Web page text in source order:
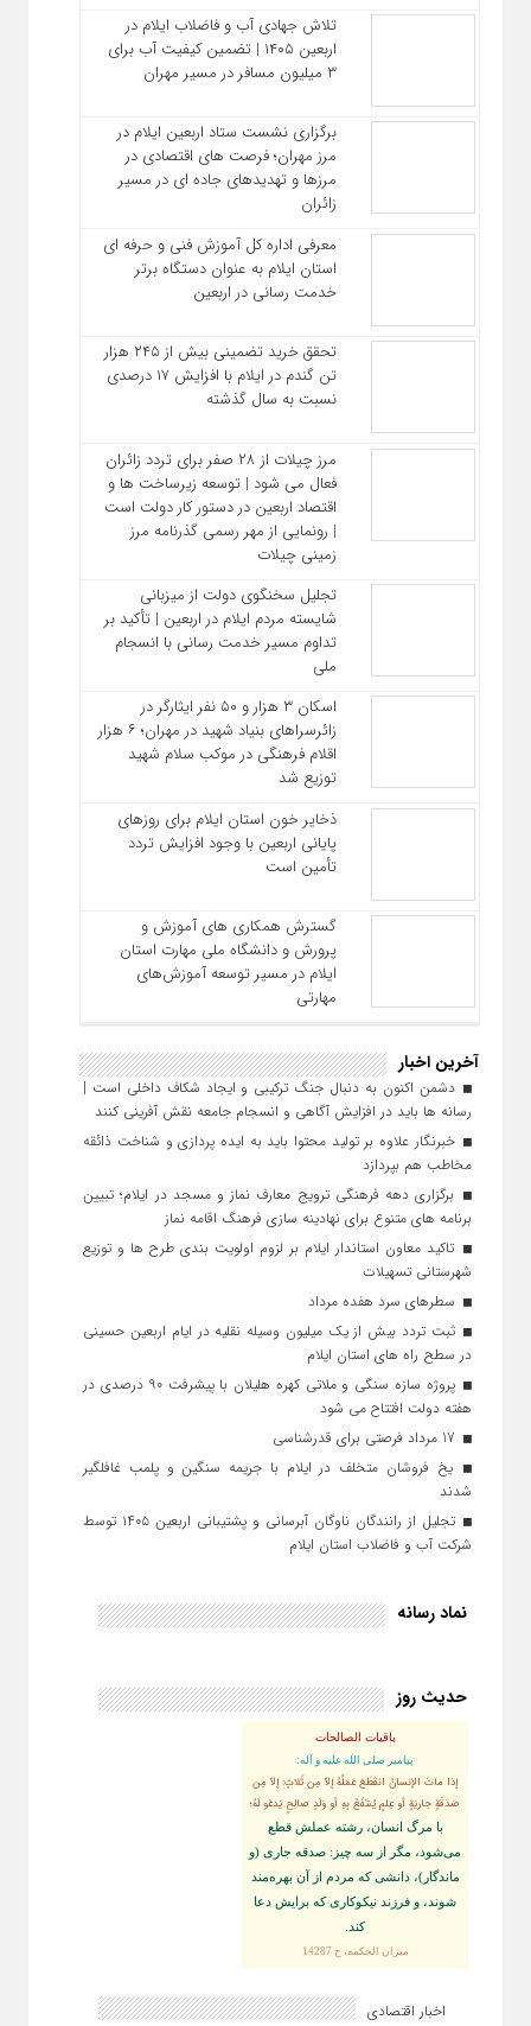
تلاش جهادی آب و فاضلاب ایلام در
اربعین ۱۴۰۵ | تضمین کیفیت آب برای
۳ میلیون مسافر در مسیر مهران
برگزاری نشست ستاد اربعین ایلام در
مرز مهران؛ فرصت‌ های اقتصادی در
مرزها و تهدیدهای جاده‌ ای در مسیر
زائران
معرفی اداره کل آموزش فنی و حرفه‌ ای
استان ایلام به‌ عنوان دستگاه برتر
خدمت‌ رسانی در اربعین
تحقق خرید تضمینی بیش از ۲۴۵ هزار
تن گندم در ایلام با افزایش ۱۷ درصدی
نسبت به سال گذشته
مرز چیلات از ۲۸ صفر برای تردد زائران
فعال می‌ شود | توسعه زیرساخت‌ ها و
اقتصاد اربعین در دستور کار دولت است
| رونمایی از مهر رسمی گذرنامه مرز
زمینی چیلات
تجلیل سخنگوی دولت از میزبانی
شایسته مردم ایلام در اربعین | تأکید بر
تداوم مسیر خدمت‌ رسانی با انسجام
ملی
اسکان ۳ هزار و ۵۰ نفر ایثارگر در
زائرسراهای بنیاد شهید در مهران؛ ۶ هزار
اقلام فرهنگی در موکب سلام شهید
توزیع شد
ذخایر خون استان ایلام برای روزهای
پایانی اربعین با وجود افزایش تردد
تأمین است
گسترش همکاری‌ های آموزش و
پرورش و دانشگاه ملی مهارت استان
ایلام در مسیر توسعه آموزش‌های
مهارتی
آخرین اخبار
دشمن اکنون به دنبال جنگ ترکیبی و ایجاد شکاف داخلی است |
رسانه‌ ها باید در افزایش آگاهی و انسجام جامعه نقش‌ آفرینی کنند
خبرنگار علاوه بر تولید محتوا باید به ایده‌ پردازی و شناخت ذائقه
مخاطب هم بپردازد
برگزاری دهه فرهنگی ترویج معارف نماز و مسجد در ایلام؛ تبیین
برنامه‌ های متنوع برای نهادینه‌ سازی فرهنگ اقامه نماز
تاکید معاون استاندار ایلام بر لزوم اولویت‌ بندی طرح‌ ها و توزیع
شهرستانی تسهیلات
سطرهای سرد هفده مرداد
ثبت تردد بیش از یک میلیون وسیله نقلیه در ایام اربعین حسینی
در سطح راه‌ های استان ایلام
پروژه سازه سنگی و ملاتی کهره هلیلان با پیشرفت ۹۰ درصدی در
هفته دولت افتتاح می شود
یخ‌ فروشان متخلف در ایلام با جریمه سنگین و پلمب غافلگیر
شدند
تجلیل از رانندگان ناوگان آبرسانی و پشتیبانی اربعین ۱۴۰۵ توسط
شرکت آب و فاضلاب استان ایلام
نماد رسانه
حدیث روز
باقیات الصالحات
پيامبر صلى‏ الله‏ عليه ‏و‏ آله:
إذا ماتَ الإنسانُ انقَطَعَ عَمَلُهُ إلاّ مِن ثَلاثٍ: إلاّ مِن
صَدَقَةٍ جاريَةٍ أو عِلمٍ يُنتَفَعُ بِهِ أو وَلَدٍ صالِحٍ يَدعُو لَهُ؛
با مرگ انسان، رشته عملش قطع
مى‌شود، مگر از سه چيز: صدقه جارى (و
ماندگار)، دانشى كه مردم از آن بهره‏‌مند
شوند، و فرزند نيكوكارى كه برايش دعا
كند.
ميزان الحكمه، ح 14287
اخبار اقتصادی